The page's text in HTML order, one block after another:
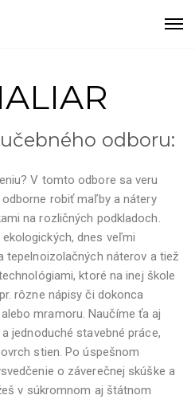
odboru:
V tomto odbore sa veru
robiť maľby a nátery
na rozličných podkladoch.
dnes veľmi
tepelnoizolačných náterov a tiež
ktoré na inej škole
rôzne nápisy či dokonca
mramoru. Naučíme ťa aj
jednoduché stavebné práce,
stien. Po úspešnom
o záverečnej skúške a
v súkromnom aj štátnom